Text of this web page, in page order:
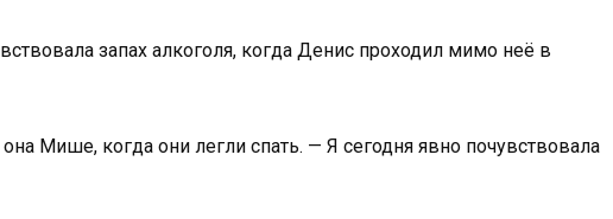
запах алкоголя, когда Денис проходил мимо неё в
Мише, когда они легли спать. — Я сегодня явно почувствовала